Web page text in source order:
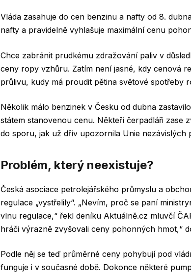
Vláda zasahuje do cen benzinu a nafty od 8.
nafty a pravidelně vyhlašuje maximální cenu
Chce zabránit prudkému zdražování paliv v
ceny ropy vzhůru. Zatím není jasné, kdy cenová
průlivu, kudy má proudit pětina světové spotřeby
Několik málo benzinek v Česku od dubna
státem stanovenou cenu. Někteří čerpadláři zase
do sporu, jak už dřív upozornila Unie nezávislých
Problém, který neexistuje?
Česká asociace petrolejářského průmyslu a
regulace „vystřelily“. „Nevím, proč se paní
vlnu regulace,“ řekl deníku Aktuálně.cz mluvčí
hráči výrazně zvyšovali ceny pohonných hmot,“
Podle něj se teď průměrné ceny pohybují pod
funguje i v současné době. Dokonce některé